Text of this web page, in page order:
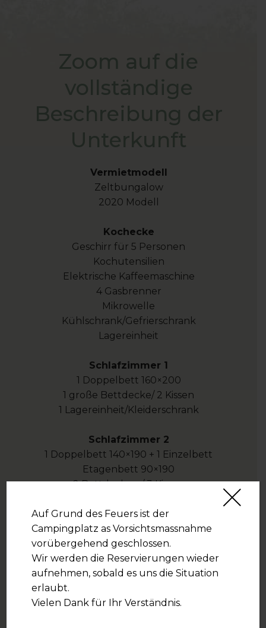
Zoom auf die
vollständige
Beschreibung der
Unterkunft
Vermietmodell
Zeltbungalow
2020 Modell
Kochecke
Geschirr für 5 Personen
Kochutensilien
Elektrische Kaffeemaschine
4 Gasbrenner
Mikrowelle
Kühlschrank/Gefrierschrank
Lagereinheit
Schlafzimmer 1
1 Doppelbett 160×200
1 große Bettdecke/ 2 Kissen
1 Lagereinheit/Kleiderschrank
Schlafzimmer 2
1 Doppelbett 140×190 + 1 Einzelbett
Etagenbett 90×190
2 Bettdecken / 3 Kissen
Badezimmer
Dusche
Waschbecken
Separates WC
Draußen
Auf Grund des Feuers ist der
Campingplatz as Vorsichtsmassnahme
vorübergehend geschlossen.
Wir werden die Reservierungen wieder
aufnehmen, sobald es uns die Situation
erlaubt.
Vielen Dank für Ihr Verständnis.